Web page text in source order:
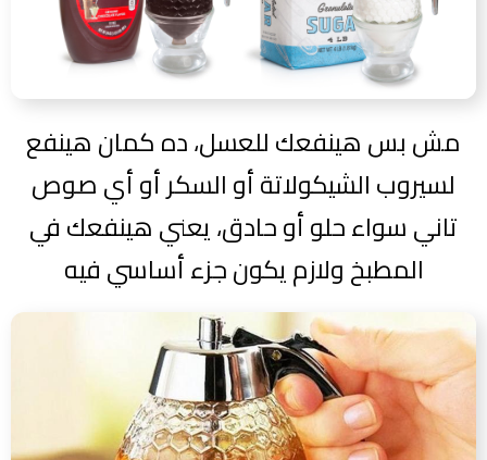
مش بس هينفعك للعسل، ده كمان هينفع
لسيروب الشيكولاتة أو السكر أو أي صوص
تاني سواء حلو أو حادق، يعني هينفعك في
المطبخ ولازم يكون جزء أساسي فيه